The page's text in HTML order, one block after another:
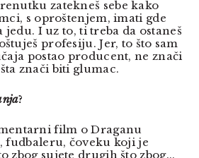
zatekneš sebe kako
s oproštenjem, imati gde
jedu. I uz to, ti treba da ostaneš
profesiju. Jer, to što sam
postao producent, ne znači
znači biti glumac.
?
film o Draganu
fudbaleru, čoveku koji je
zbog sujete drugih što zbog...